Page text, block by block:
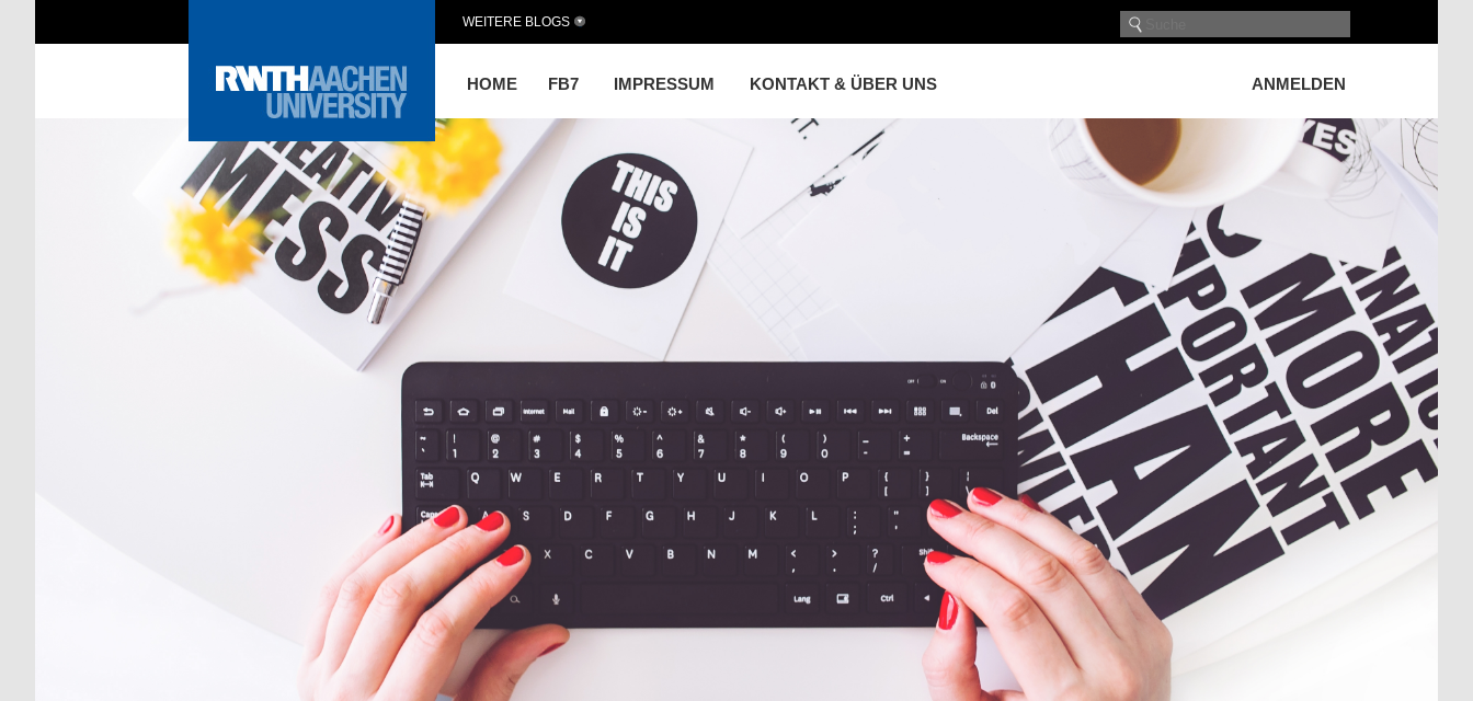
HOME FB7 IMPRESSUM KONTAKT & ÜBER UNS ANMELDEN
WEITERE BLOGS